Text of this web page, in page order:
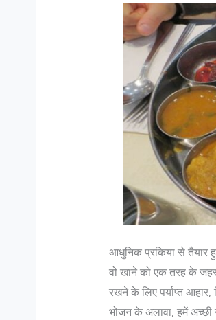
आधुनिक प्रकिया से तैयार
वो खाने को एक तरह के
रखने के लिए पर्याप्त
भोजन के अलावा, हमें अच्छी
सोफिया रंगवाला : सहिष्णु देश में .. मैं एक
हूं और पेशे से डॉक्टर हूं। बंगलोर में मेरी एक
लेजर स्किन क्लिनिक है। मेरा परिवार
मैं भी कुवैत में पली बढ़ी हूं...